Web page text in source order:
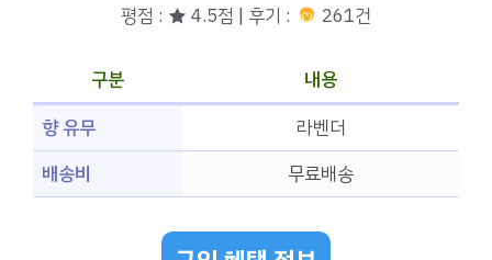
평점 : ★ 4.5점 | 후기 : 261건
구분
내용
향 유무
라벤더
배송비
무료배송